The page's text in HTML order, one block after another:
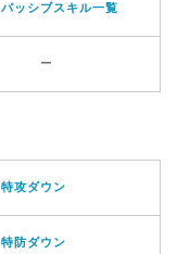
パッシブスキル一覧
ー
特攻ダウン
特防ダウン